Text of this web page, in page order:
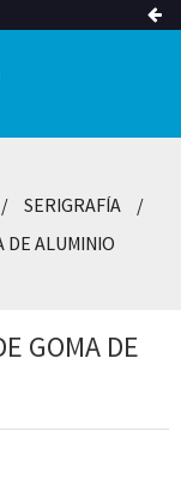
SERIGRAFÍA
DE ALUMINIO
GOMA DE